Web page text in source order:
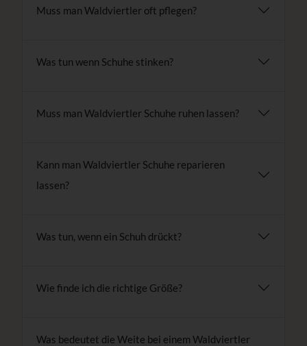
Muss man Waldviertler oft pflegen?
Was tun wenn Schuhe stinken?
Muss man Waldviertler Schuhe ruhen lassen?
Kann man Waldviertler Schuhe reparieren
lassen?
Was tun, wenn ein Schuh drückt?
Wie finde ich die richtige Größe?
Was bedeutet die Weite bei einem Waldviertler